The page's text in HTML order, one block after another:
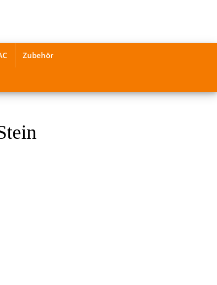
Zubehör